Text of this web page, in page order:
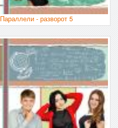
- разворот 5